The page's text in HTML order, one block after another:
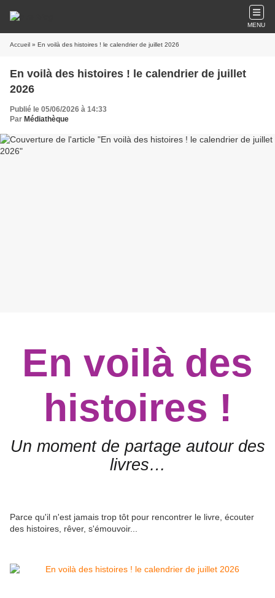
MENU
Accueil » En voilà des histoires ! le calendrier de juillet 2026
En voilà des histoires ! le calendrier de juillet
2026
Publié le 05/06/2026 à 14:33
Par Médiathèque
En voilà des
histoires !
Un moment de partage autour des
livres…
Parce qu'il n'est jamais trop tôt pour rencontrer le livre, écouter
des histoires, rêver, s'émouvoir...